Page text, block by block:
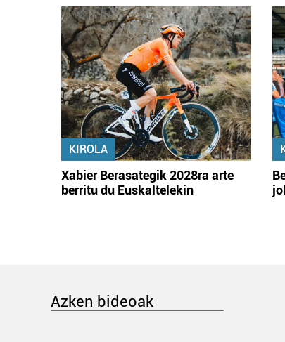
KIROLA
Xabier Berasategik 2028ra arte
berritu du Euskaltelekin
Azken bideoak